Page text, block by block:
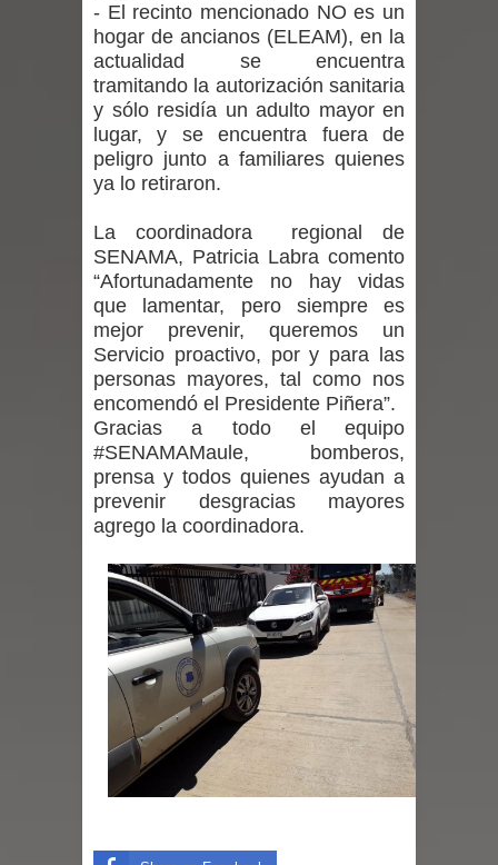
desafío guerreros 2026
Banda linarense Los Remembers
regresa de Brasil tras impulsar un
intercambio musical y pedagógico
Alta positividad en influenza hace que
expertos reiteren llamado a
vacunarse
Mario Meza endurece críticas contra
ministra de Salud por dejar fuera a
Linares: “No dará la cara”
Seremi de Desarrollo Social y Familia
mantiene despliegue para apoyar a
niños y adolescentes durante la
emergencia.
Del anime al K-pop: especialistas U.
de Chile analizan el creciente interés
- El recinto mencionado NO es un
hogar de ancianos (ELEAM), en la
actualidad se encuentra
tramitando la autorización sanitaria
y sólo residía un adulto mayor en
lugar, y se encuentra fuera de
peligro junto a familiares quienes
ya lo retiraron.
La coordinadora regional de
SENAMA, Patricia Labra comento
“Afortunadamente no hay vidas
que lamentar, pero siempre es
mejor prevenir, queremos un
Servicio proactivo, por y para las
personas mayores, tal como nos
encomendó el Presidente Piñera”.
Gracias a todo el equipo
#SENAMAMaule, bomberos,
prensa y todos quienes ayudan a
prevenir desgracias mayores
agrego la coordinadora.